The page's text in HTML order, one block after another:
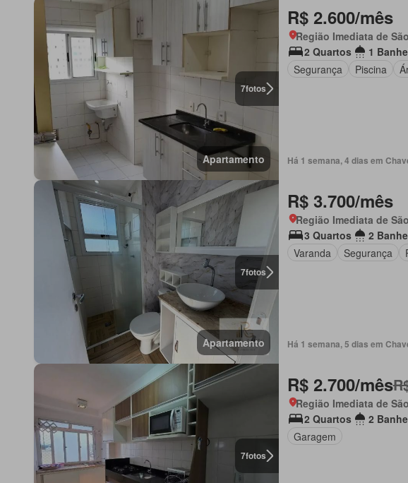
7fotos
Apartamento
R$ 2.600/mês
Região Imediata de
2 Quartos
1
Segurança
Piscina
Há 1 semana, 4 dias em
7fotos
Apartamento
R$ 3.700/mês
Região Imediata de
3 Quartos
2
Varanda
Segurança
Há 1 semana, 5 dias em
7fotos
R$ 2.700/mês
Região Imediata de
2 Quartos
2
Garagem